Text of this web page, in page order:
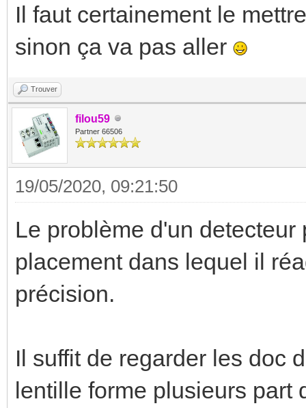
Il faut certainement le
sinon ça va pas aller
Trouver
filou59
Partner 66506
19/05/2020, 09:21:50
Le problème d'un
placement dans lequel il
précision.
Il suffit de regarder les doc
lentille forme plusieurs part